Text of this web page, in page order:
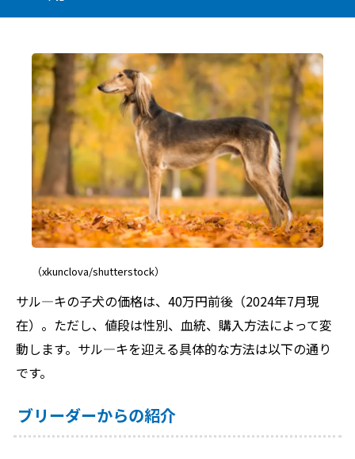
（xkunclova/shutterstock）
サル―キの子犬の価格は、40万円前後（2024年7月現
在）。ただし、値段は性別、血統、購入方法によって変
動します。サル―キを迎える具体的な方法は以下の通り
です。
ブリーダーからの紹介